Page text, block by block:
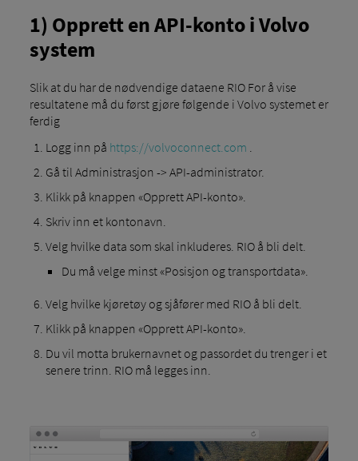
1) Opprett en API-konto i Volvo
system
Slik at du har de nødvendige dataene RIO For å vise
resultatene må du først gjøre følgende i Volvo systemet er
ferdig
Logg inn på https://volvoconnect.com
Gå til Administrasjon -> API-administrator.
Klikk på knappen «Opprett API-konto».
Skriv inn et kontonavn.
Velg hvilke data som skal inkluderes. RIO å bli delt.
Du må velge minst «Posisjon og transportdata».
Velg hvilke kjøretøy og sjåfører med RIO å bli delt.
Klikk på knappen «Opprett API-konto».
Du vil motta brukernavnet og passordet du trenger i et
senere trinn. RIO må legges inn.